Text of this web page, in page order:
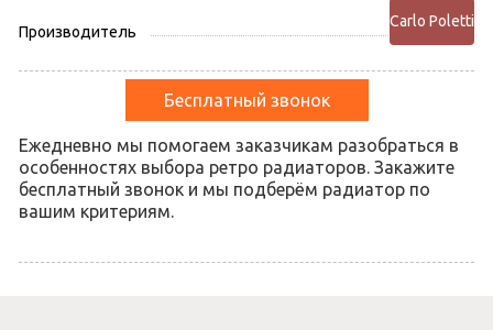
Производитель
Carlo Poletti
Бесплатный звонок
Ежедневно мы помогаем заказчикам разобраться в
особенностях выбора ретро радиаторов. Закажите
бесплатный звонок и мы подберём радиатор по
вашим критериям.